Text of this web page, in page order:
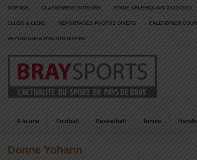
AGENDA CLASSEMENT BUTEURS STADE VALERIQUAIS 2022/2023
CLUBS & LIENS REPORTAGES PHOTOS DIVERS CALENDRIER
REPORTAGES PHOTOS DIVERS
A la une Football Basketball Tennis
Donne Yohann